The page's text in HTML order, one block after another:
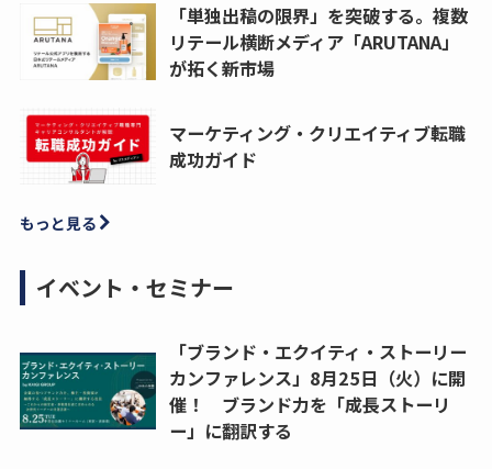
「単独出稿の限界」を突破する。複数
リテール横断メディア「ARUTANA」
が拓く新市場
マーケティング・クリエイティブ転職
成功ガイド
もっと見る
イベント・セミナー
「ブランド・エクイティ・ストーリー
カンファレンス」8月25日（火）に開
催！ ブランド力を「成長ストーリ
ー」に翻訳する